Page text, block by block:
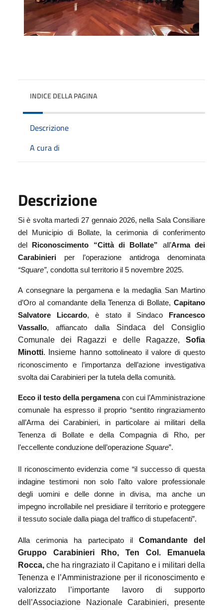
INDICE DELLA PAGINA
Descrizione
A cura di
Descrizione
Si è svolta martedì 27 gennaio 2026, nella Sala Consiliare
del Municipio di Bollate, la cerimonia di conferimento
del
Riconoscimento “Città di Bollate” all’Arma dei
Carabinieri per l’operazione antidroga denominata
“Square”, condotta sul territorio il 5 novembre 2025.
A consegnare la pergamena e la medaglia San Martino
d’Oro al comandante della Tenenza di Bollate, Capitano
Salvatore Liccardo, è stato il Sindaco
Francesco
Vassallo, affiancato dalla Sindaca del Consiglio
Comunale dei Ragazzi e delle Ragazze, Sofia
Minotti. Insieme hannosottolineato il valore di questo
riconoscimento e l’importanza dell’azione investigativa
svolta dai Carabinieri per la tutela della comunità.
Ecco il testo della pergamenacon cui l’Amministrazione
comunale ha espresso il proprio “sentito ringraziamento
all’Arma dei Carabinieri, in particolare ai militari della
Tenenza di Bollate e della Compagnia di Rho, per
l’eccellente conduzione dell’operazione Square”.
Il riconoscimento evidenzia come “il successo di questa
indagine testimoni non solo l’alto valore professionale
degli uomini e delle donne in divisa, ma anche un
impegno incrollabile nel presidiare il territorio e proteggere
il tessuto sociale dalla piaga del traffico di stupefacenti”.
Alla cerimonia ha partecipato il Comandante del
Gruppo Carabinieri Rho, Ten Col. Emanuela
Rocca, che ha ringraziato il Capitano e i militari della
Tenenza e l’Amministrazione per il riconoscimento e
valorizzato l’importante lavoro di supporto
dell’Associazione Nazionale Carabinieri, presente